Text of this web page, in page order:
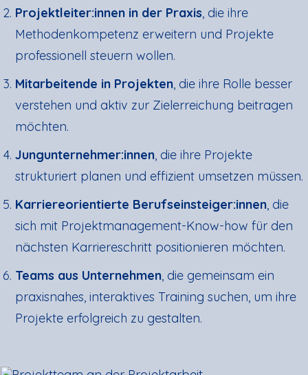
Projektleiter:innen in der Praxis, die ihre
Methodenkompetenz erweitern und Projekte
professionell steuern wollen.
Mitarbeitende in Projekten, die ihre Rolle besser
verstehen und aktiv zur Zielerreichung beitragen
möchten.
Jungunternehmer:innen, die ihre Projekte
strukturiert planen und effizient umsetzen müssen.
Karriereorientierte Berufseinsteiger:innen, die
sich mit Projektmanagement-Know-how für den
nächsten Karriereschritt positionieren möchten.
Teams aus Unternehmen, die gemeinsam ein
praxisnahes, interaktives Training suchen, um ihre
Projekte erfolgreich zu gestalten.